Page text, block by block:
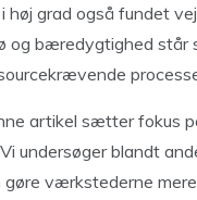
høj grad også fundet
og bæredygtighed står
artikel sætter fokus
undersøger blandt
gøre værkstederne